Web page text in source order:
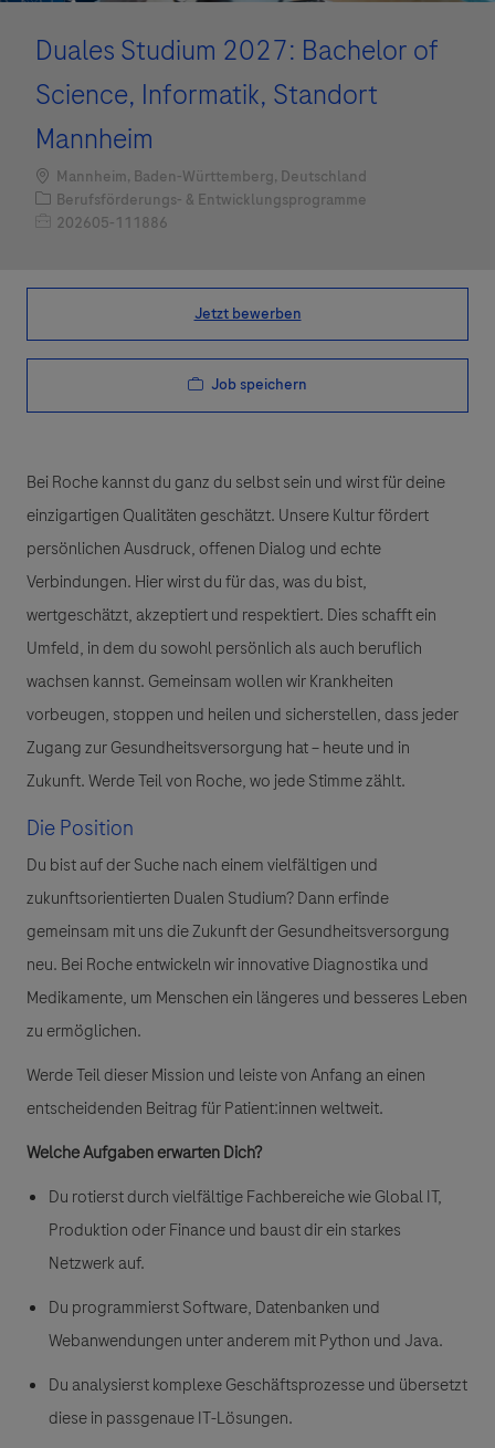
Duales Studium 2027: Bachelor of
Science, Informatik, Standort
Mannheim
Standort
Mannheim, Baden-Württemberg, Deutschland
Kategorie
Berufsförderungs- & Entwicklungsprogramme
Job-ID202605-111886
Jetzt bewerben
Job speichern
Bei Roche kannst du ganz du selbst sein und wirst für deine
einzigartigen Qualitäten geschätzt. Unsere Kultur fördert
persönlichen Ausdruck, offenen Dialog und echte
Verbindungen. Hier wirst du für das, was du bist,
wertgeschätzt, akzeptiert und respektiert. Dies schafft ein
Umfeld, in dem du sowohl persönlich als auch beruflich
wachsen kannst. Gemeinsam wollen wir Krankheiten
vorbeugen, stoppen und heilen und sicherstellen, dass jeder
Zugang zur Gesundheitsversorgung hat – heute und in
Zukunft. Werde Teil von Roche, wo jede Stimme zählt.
Die Position
Du bist auf der Suche nach einem vielfältigen und
zukunftsorientierten Dualen Studium?Dann erfinde
gemeinsam mit uns die Zukunft der Gesundheitsversorgung
neu. Bei Roche entwickeln wir innovative Diagnostika und
Medikamente, um Menschen ein längeres und besseres Leben
zu ermöglichen.
Werde Teil dieser Mission und leiste von Anfang an einen
entscheidenden Beitrag für Patient:innen weltweit.
Welche Aufgaben erwarten Dich?
Du rotierstdurch vielfältige Fachbereiche wie Global IT,
Produktion oder Finance und baust dir ein starkes
Netzwerk auf.
Du programmierstSoftware, Datenbanken und
Webanwendungen unter anderem mit Python und Java.
Du analysierstkomplexe Geschäftsprozesse und übersetzt
diese in passgenaue IT-Lösungen.